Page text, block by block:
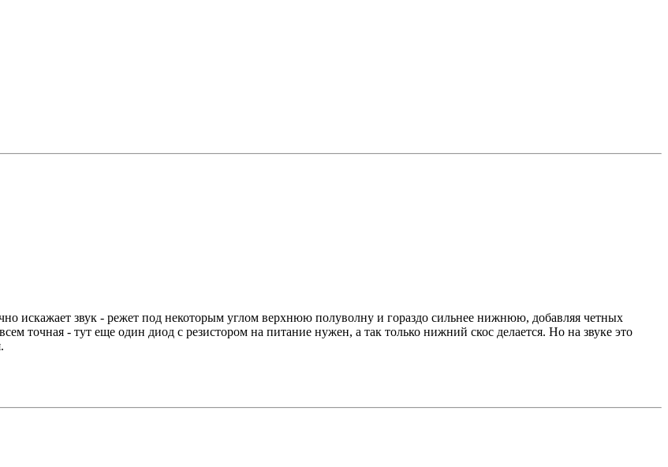
искажает звук - режет под некоторым углом верхнюю полуволну и гораздо сильнее нижнюю, добавляя четных
точная - тут еще один диод с резистором на питание нужен, а так только нижний скос делается. Но на звуке это